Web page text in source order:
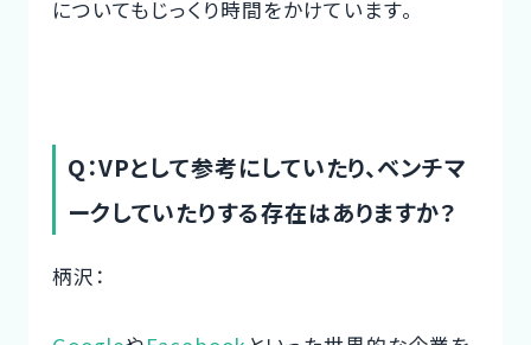
についてもじっくり時間をかけています。
Q：VPとして参考にしていたり、ベンチマ
ークしていたりする存在はありますか？
柄沢：